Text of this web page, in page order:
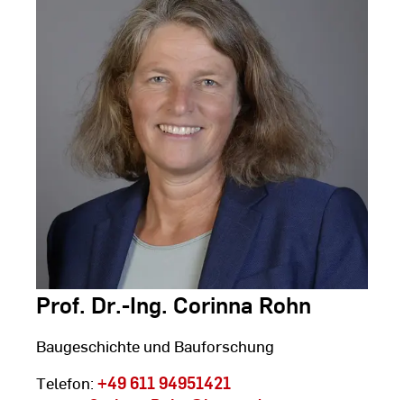
Prof. Dr.-Ing. Corinna Rohn
Baugeschichte und Bauforschung
Telefon: +49 611 94951421